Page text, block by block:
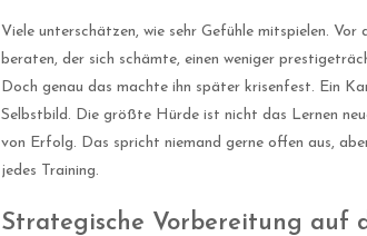
Viele unterschätzen, wie sehr Gefühle mitspielen.
beraten, der sich schämte, einen weniger
Doch genau das machte ihn später krisenfest. Ein
Selbstbild. Die größte Hürde ist nicht das Lernen
von Erfolg. Das spricht niemand gerne offen aus,
jedes Training.
Strategische Vorbereitung auf